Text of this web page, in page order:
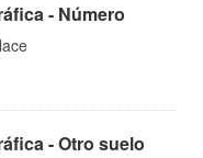
- Número
- Otro suelo